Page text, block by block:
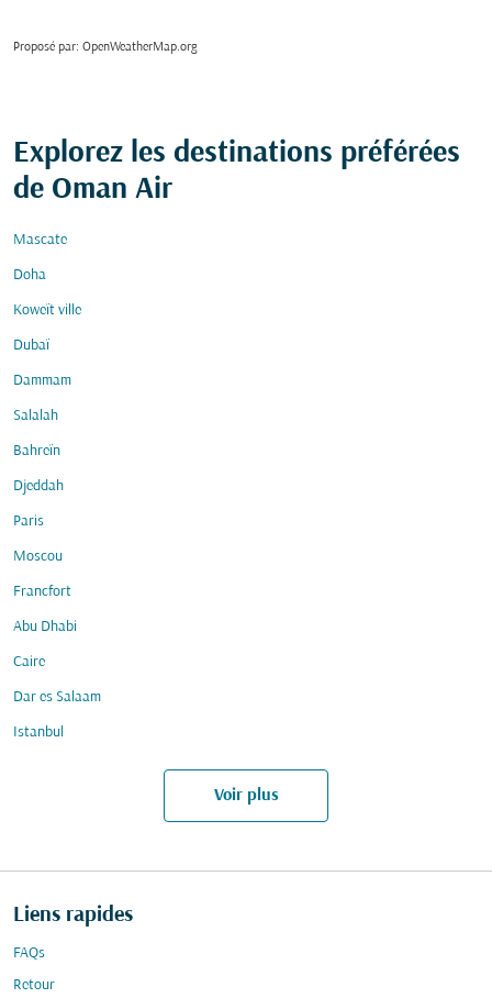
Proposé par: OpenWeatherMap.org
Explorez les destinations préférées
de Oman Air
Mascate
Doha
Koweït ville
Dubaï
Dammam
Salalah
Bahreïn
Djeddah
Paris
Moscou
Francfort
Abu Dhabi
Caire
Dar es Salaam
Istanbul
Voir plus
Liens rapides
FAQs
Retour